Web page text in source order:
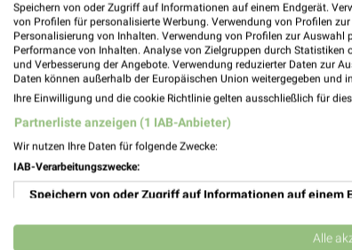
AB FREITAG
Speichern von oder Zugriff auf Informationen auf einem Endgerät.
von Profilen für personalisierte Werbung. Verwendung von Profilen
Personalisierung von Inhalten. Verwendung von Profilen zur
Performance von Inhalten. Analyse von Zielgruppen durch
und Verbesserung der Angebote. Verwendung reduzierter Daten zur
Daten können außerhalb der Europäischen Union weitergegeben und
Ihre Einwilligung und die cookie Richtlinie gelten ausschließlich für
Partnerliste anzeigen (1 IAB-Anbieter)
Wir nutzen Ihre Daten für folgende Zwecke:
IAB-Verarbeitungszwecke:
Speichern von oder Zugriff auf Informationen auf einem
Verwendung reduzierter Daten zur Auswahl von Alle